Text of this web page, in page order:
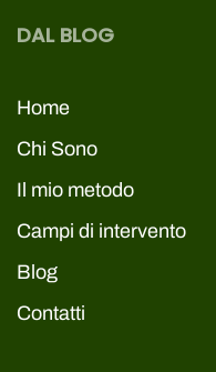
DAL BLOG
Home
Chi Sono
Il mio metodo
Campi di intervento
Blog
Contatti